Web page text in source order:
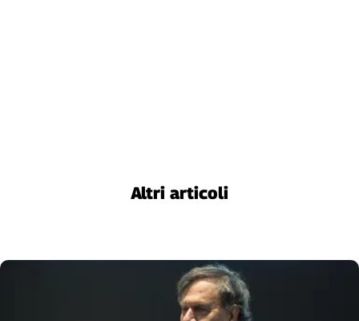
Altri articoli